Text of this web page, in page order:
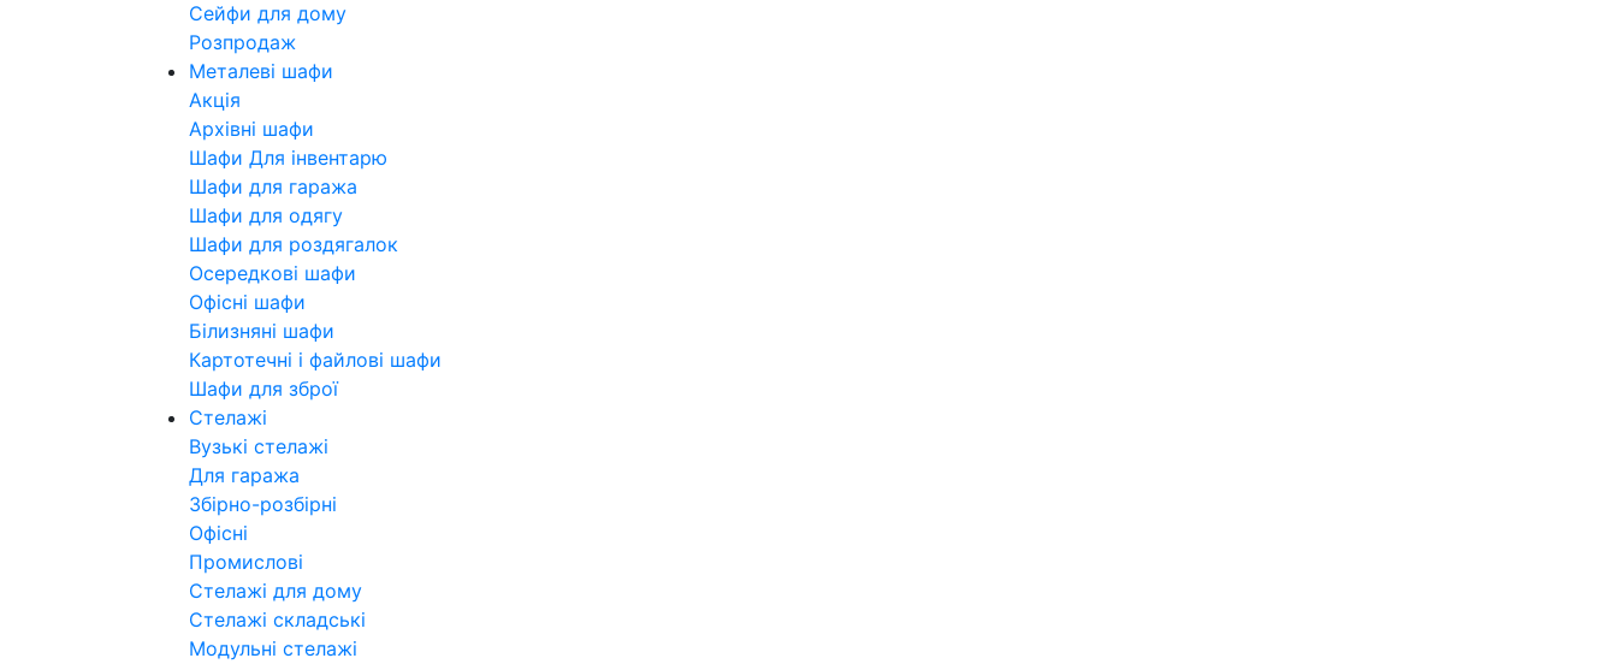
Сейфи для дому
Розпродаж
Металеві шафи
Акція
Архівні шафи
Шафи Для інвентарю
Шафи для гаража
Шафи для одягу
Шафи для роздягалок
Осередкові шафи
Офісні шафи
Білизняні шафи
Картотечні і файлові шафи
Шафи для зброї
Стелажі
Вузькі стелажі
Для гаража
Збірно-розбірні
Офісні
Промислові
Стелажі для дому
Стелажі складські
Модульні стелажі